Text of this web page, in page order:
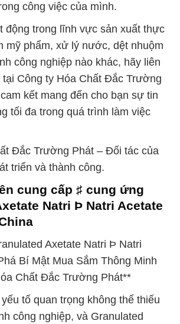
công việc của mình.
động trong lĩnh vực sản xuất thực
mỹ phẩm, xử lý nước, dệt nhuộm
công nghiệp nào khác, hãy liên
tại Công ty Hóa Chất Đắc Trường
kết mang đến cho bạn sự tin
tối đa trong quá trình làm việc
Đắc Trường Phát – Đối tác của
triển và thành công.
cung cấp ♯ cung ứng
Natri Þ Natri Acetate
Axetate Natri Þ Natri
Bí Mật Mua Sắm Thông Minh
Chất Đắc Trường Phát**
tố quan trọng không thể thiếu
công nghiệp, và Granulated